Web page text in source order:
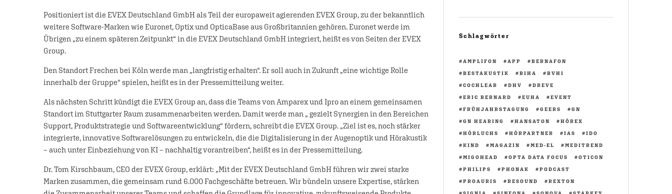
Positioniert ist die EVEX Deutschland GmbH als Teil der europaweit agierenden EVEX Group, zu der bekanntlich
weitere Software-Marken wie Euronet, Optix und OpticaBase aus Großbritannien gehören. Euronet werde im
Übrigen „zu einem späteren Zeitpunkt“ in die EVEX Deutschland GmbH integriert, heißt es von Seiten der EVEX
Group.
Den Standort Frechen bei Köln werde man „langfristig erhalten“. Er soll auch in Zukunft „eine wichtige Rolle
innerhalb der Gruppe“ spielen, heißt es in der Pressemitteilung weiter.
Als nächsten Schritt kündigt die EVEX Group an, dass die Teams von Amparex und Ipro an einem gemeinsamen
Standort im Stuttgarter Raum zusammenarbeiten werden. Damit werde man „ gezielt Synergien in den Bereichen
Support, Produktstrategie und Softwareentwicklung“ fördern, schreibt die EVEX Group. „Ziel ist es, noch stärker
integrierte, innovative Softwarelösungen zu entwickeln, die die Digitalisierung in der Augenoptik und Hörakustik
– auch unter Einbeziehung von KI – nachhaltig vorantreiben“, heißt es in der Pressemitteilung.
Dr. Tom Kirschbaum, CEO der EVEX Group, erklärt: „Mit der EVEX Deutschland GmbH führen wir zwei starke
Marken zusammen, die gemeinsam rund 6.000 Fachgeschäfte betreuen. Wir bündeln unsere Expertise, stärken
Schlagwörter
AMPLIFON APP
BERNAFON
BESTAKUSTIK
BIHA
BVHI
COCHLEAR
DHV
DREVE
ERIC BERNARD
EUHA
EVENT
FRÜHJAHRSTAGUNG
GEERS
GN
GN HEARING
HANSATON
HÖREX
HÖRLUCHS
HÖRPARTNER IAS
IDO
KIND
MAGAZIN MED-EL
MEDITREND
MIGOHEAD
OPTA DATA FOCUS
OTICON
PHILIPS
PHONAK
PODCAST
PROAURIS
RESOUND
REXTON
SIGNIA
SINFONA SONOVA
STARKEY